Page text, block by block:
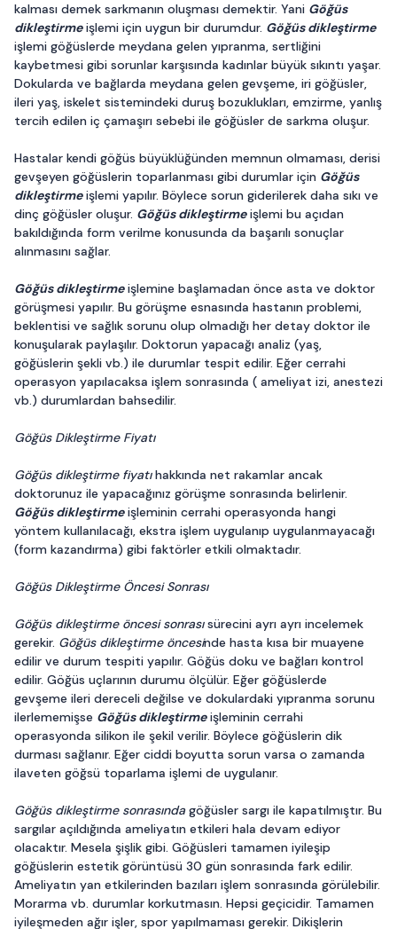
kalması demek sarkmanın oluşması demektir. Yani Göğüs
dikleştirmeişlemi için uygun bir durumdur. Göğüs dikleştirme
işlemi göğüslerde meydana gelen yıpranma, sertliğini
kaybetmesi gibi sorunlar karşısında kadınlar büyük sıkıntı yaşar.
Dokularda ve bağlarda meydana gelen gevşeme, iri göğüsler,
ileri yaş, iskelet sistemindeki duruş bozuklukları, emzirme, yanlış
tercih edilen iç çamaşırı sebebi ile göğüsler de sarkma oluşur.
Hastalar kendi göğüs büyüklüğünden memnun olmaması, derisi
gevşeyen göğüslerin toparlanması gibi durumlar için Göğüs
dikleştirmeişlemi yapılır. Böylece sorun giderilerek daha sıkı ve
dinç göğüsler oluşur. Göğüs dikleştirmeişlemi bu açıdan
bakıldığında form verilme konusunda da başarılı sonuçlar
alınmasını sağlar.
Göğüs dikleştirmeişlemine başlamadan önce asta ve doktor
görüşmesi yapılır. Bu görüşme esnasında hastanın problemi,
beklentisi ve sağlık sorunu olup olmadığı her detay doktor ile
konuşularak paylaşılır. Doktorun yapacağı analiz (yaş,
göğüslerin şekli vb.) ile durumlar tespit edilir. Eğer cerrahi
operasyon yapılacaksa işlem sonrasında ( ameliyat izi, anestezi
vb.) durumlardan bahsedilir.
Göğüs Dikleştirme Fiyatı
Göğüs dikleştirme fiyatıhakkında net rakamlar ancak
doktorunuz ile yapacağınız görüşme sonrasında belirlenir.
Göğüs dikleştirmeişleminin cerrahi operasyonda hangi
yöntem kullanılacağı, ekstra işlem uygulanıp uygulanmayacağı
(form kazandırma) gibi faktörler etkili olmaktadır.
Göğüs Dikleştirme Öncesi Sonrası
Göğüs dikleştirme öncesi sonrasısürecini ayrı ayrı incelemek
gerekir. Göğüs dikleştirme öncesinde hasta kısa bir muayene
edilir ve durum tespiti yapılır. Göğüs doku ve bağları kontrol
edilir. Göğüs uçlarının durumu ölçülür. Eğer göğüslerde
gevşeme ileri dereceli değilse ve dokulardaki yıpranma sorunu
ilerlememişse Göğüs dikleştirmeişleminin cerrahi
operasyonda silikon ile şekil verilir. Böylece göğüslerin dik
durması sağlanır. Eğer ciddi boyutta sorun varsa o zamanda
ilaveten göğsü toparlama işlemi de uygulanır.
Göğüs dikleştirme sonrasındagöğüsler sargı ile kapatılmıştır. Bu
sargılar açıldığında ameliyatın etkileri hala devam ediyor
olacaktır. Mesela şişlik gibi. Göğüsleri tamamen iyileşip
göğüslerin estetik görüntüsü 30 gün sonrasında fark edilir.
Ameliyatın yan etkilerinden bazıları işlem sonrasında görülebilir.
Morarma vb. durumlar korkutmasın. Hepsi geçicidir. Tamamen
iyileşmeden ağır işler, spor yapılmaması gerekir. Dikişlerin